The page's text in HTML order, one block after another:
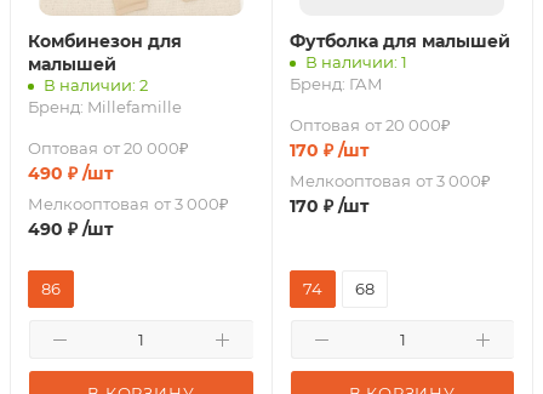
Комбинезон для
малышей
В наличии: 2
Бренд: Millefamille
Оптовая от 20 000₽
490 ₽ /шт
Мелкооптовая от 3 000₽
490 ₽ /шт
86
Футболка для малышей
В наличии: 1
Бренд: ГАМ
Оптовая от 20 000₽
170 ₽ /шт
Мелкооптовая от 3 000₽
170 ₽ /шт
74 68